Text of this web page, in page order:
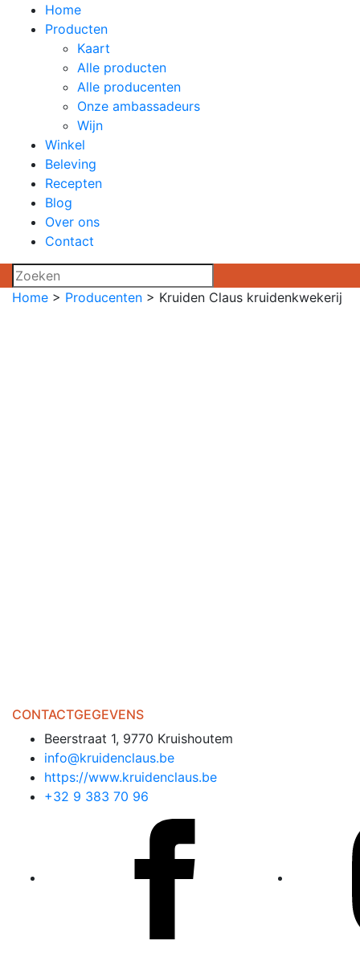
Home
Producten
Kaart
Alle producten
Alle producenten
Onze ambassadeurs
Wijn
Winkel
Beleving
Recepten
Blog
Over ons
Contact
Home > Producenten > Kruiden Claus kruidenkwekerij
CONTACTGEGEVENS
Beerstraat 1, 9770 Kruishoutem
info@kruidenclaus.be
https://www.kruidenclaus.be
+32 9 383 70 96